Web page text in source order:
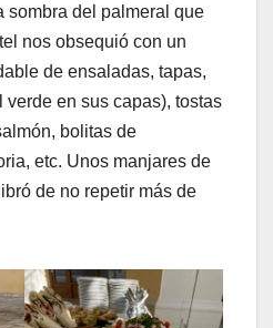
sombra del palmeral que
nos obsequió con un
de ensaladas, tapas,
en sus capas), tostas
bolitas de
etc. Unos manjares de
de no repetir más de